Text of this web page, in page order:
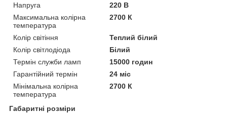
Напруга
220 В
Максимальна колірна
температура
2700 К
Колір світіння
Теплий білий
Колір світлодіода
Білий
Термін служби ламп
15000 годин
Гарантійний термін
24 міс
Мінімальна колірна
температура
2700 К
Габаритні розміри